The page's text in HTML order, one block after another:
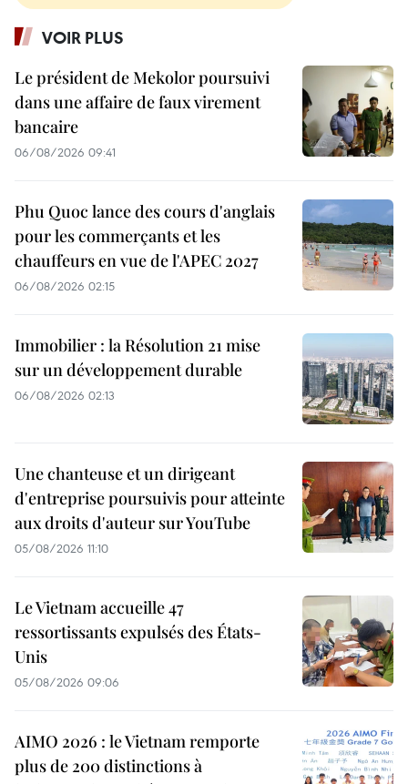
VOIR PLUS
Le président de Mekolor poursuivi
dans une affaire de faux virement
bancaire
06/08/2026 09:41
Phu Quoc lance des cours d'anglais
pour les commerçants et les
chauffeurs en vue de l'APEC 2027
06/08/2026 02:15
Immobilier : la Résolution 21 mise
sur un développement durable
06/08/2026 02:13
Une chanteuse et un dirigeant
d'entreprise poursuivis pour atteinte
aux droits d'auteur sur YouTube
05/08/2026 11:10
Le Vietnam accueille 47
ressortissants expulsés des États-
Unis
05/08/2026 09:06
AIMO 2026 : le Vietnam remporte
plus de 200 distinctions à